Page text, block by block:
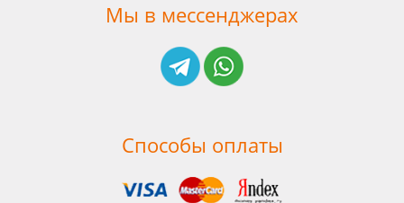
Мы в мессенджерах
Способы оплаты